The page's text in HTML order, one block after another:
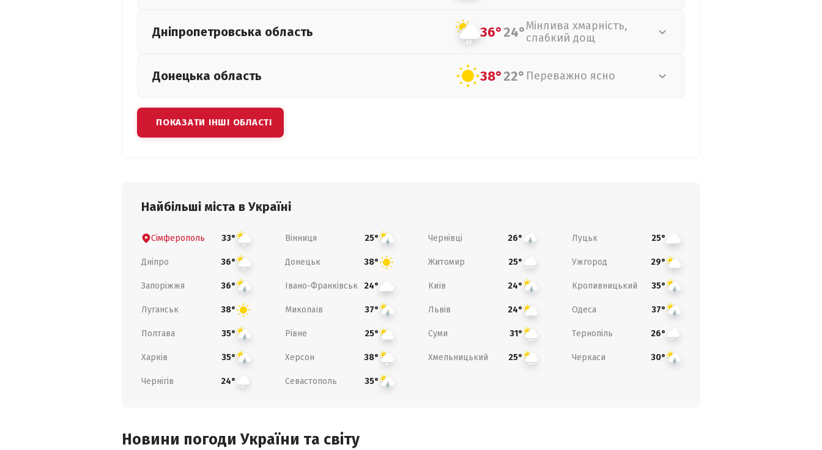
Дніпропетровська область 36°24°Мінлива хмарність,
слабкий дощ
Донецька область 38°22° Переважно ясно
ПОКАЗАТИ ІНШІ ОБЛАСТІ
Найбільші міста в Україні
Сімферополь 33° Вінниця 25° Чернівці 26° Луцьк 25°
Дніпро 36° Донецьк 38° Житомир 25° Ужгород 29°
Запоріжжя 36° Івано-Франківськ 24° Київ 24° Кропивницький 35°
Луганськ 38° Миколаїв 37° Львів 24° Одеса 37°
Полтава 35° Рівне 25° Суми 31° Тернопіль 26°
Харків 35° Херсон 38° Хмельницький 25° Черкаси 30°
Чернігів 24° Севастополь 35°
Новини погоди України та світу